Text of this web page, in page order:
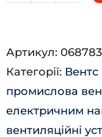
6,0-
3
LCD
кількість
Артикул:
Категорії:
промислова
електричним
вентиляційні